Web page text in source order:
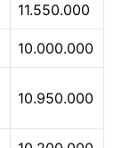
11.550.000
10.000.000
10.950.000